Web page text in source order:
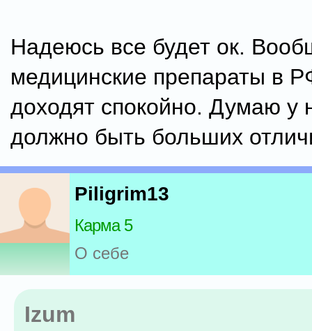
Надеюсь все будет ок.
медицинские препараты в
доходят спокойно. Думаю у
должно быть больших
Piligrim13
Карма 5
О себе
Izum